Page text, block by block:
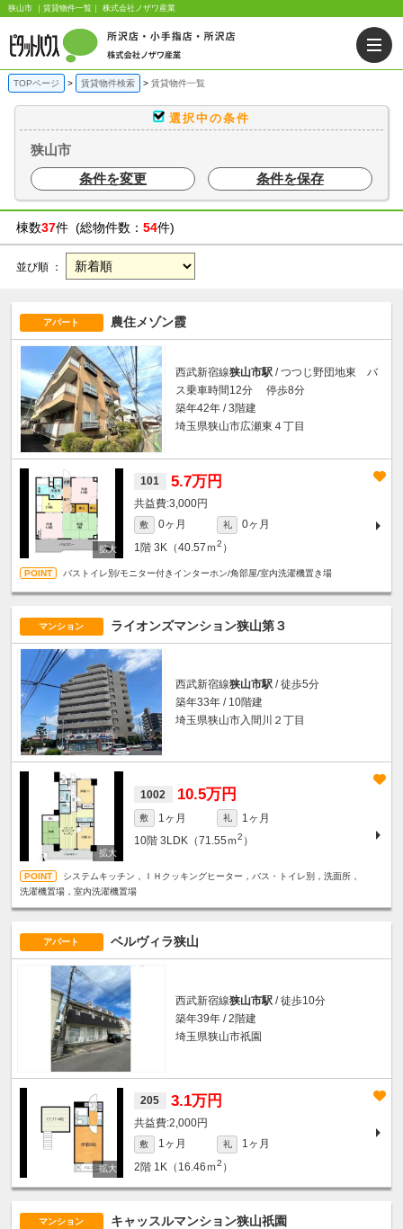
狭山市 ｜賃貸物件一覧｜ 株式会社ノザワ産業
TOPページ 賃貸物件検索 賃貸物件一覧
選択中の条件
狭山市
条件を変更
条件を保存
棟数37件 (総物件数： 54件)
並び順 ：
アパート 農住メゾン霞
西武新宿線狭山市駅 / つつじ野団地東 バ
ス乗車時間12分 停歩8分
築年42年 / 3階建
埼玉県狭山市広瀬東４丁目
101 5.7万円
3,000円
敷 0ヶ月 礼
0ヶ月
1階 3K（40.57ｍ2 ）
バストイレ別/モニター付きインターホン/角部屋/室内洗濯機置き場
マンション ライオンズマンション狭山第３
西武新宿線狭山市駅 / 徒歩5分
築年33年 / 10階建
埼玉県狭山市入間川２丁目
1002 10.5万円
敷 1ヶ月 礼
1ヶ月
10階 3LDK（71.55ｍ2 ）
システムキッチン，ＩＨクッキングヒーター，バス・トイレ別，洗面所，
洗濯機置場，室内洗濯機置場
アパート ベルヴィラ狭山
西武新宿線狭山市駅 / 徒歩10分
築年39年 / 2階建
埼玉県狭山市祇園
205 3.1万円
2,000円
敷 1ヶ月 礼
1ヶ月
2階 1K（16.46ｍ2 ）
マンション キャッスルマンション狭山祇園